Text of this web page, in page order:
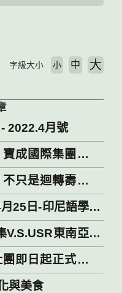
字級大小 小 中 大
2022.4月號
成國際集團的產
只是迴轉壽司！
25日-印尼語學習
V.S.USR東南亞市
即日起正式開始
與美食